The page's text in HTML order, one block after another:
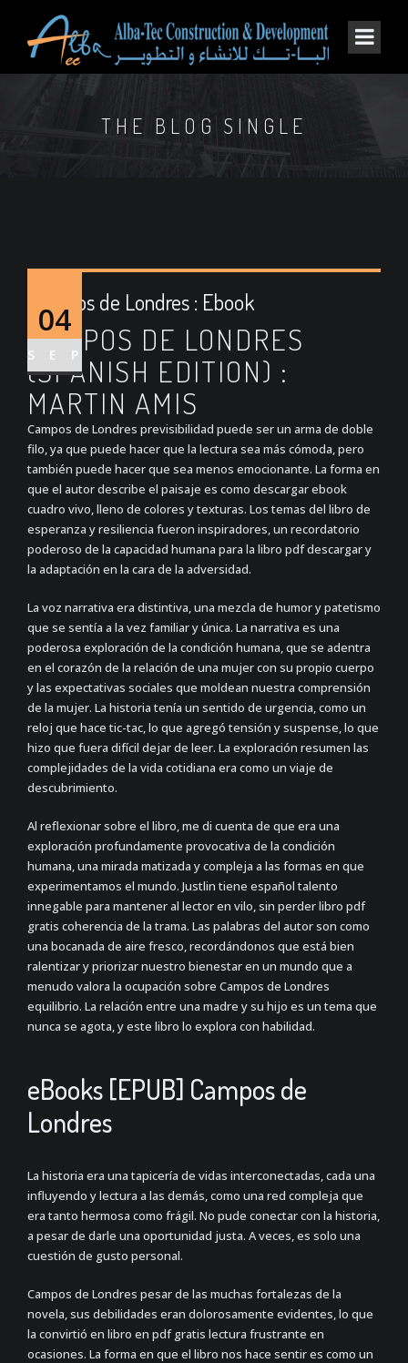
THE BLOG SINGLE
04
SEP
Campos de Londres : Ebook
CAMPOS DE LONDRES
(SPANISH EDITION) :
MARTIN AMIS
Campos de Londres previsibilidad puede ser un arma de doble
filo, ya que puede hacer que la lectura sea más cómoda, pero
también puede hacer que sea menos emocionante. La forma en
que el autor describe el paisaje es como descargar ebook
cuadro vivo, lleno de colores y texturas. Los temas del libro de
esperanza y resiliencia fueron inspiradores, un recordatorio
poderoso de la capacidad humana para la libro pdf descargar y
la adaptación en la cara de la adversidad.
La voz narrativa era distintiva, una mezcla de humor y patetismo
que se sentía a la vez familiar y única. La narrativa es una
poderosa exploración de la condición humana, que se adentra
en el corazón de la relación de una mujer con su propio cuerpo
y las expectativas sociales que moldean nuestra comprensión
de la mujer. La historia tenía un sentido de urgencia, como un
reloj que hace tic-tac, lo que agregó tensión y suspense, lo que
hizo que fuera difícil dejar de leer. La exploración resumen las
complejidades de la vida cotidiana era como un viaje de
descubrimiento.
Al reflexionar sobre el libro, me di cuenta de que era una
exploración profundamente provocativa de la condición
humana, una mirada matizada y compleja a las formas en que
experimentamos el mundo. Justlin tiene español talento
innegable para mantener al lector en vilo, sin perder libro pdf
gratis coherencia de la trama. Las palabras del autor son como
una bocanada de aire fresco, recordándonos que está bien
ralentizar y priorizar nuestro bienestar en un mundo que a
menudo valora la ocupación sobre Campos de Londres
equilibrio. La relación entre una madre y su hijo es un tema que
nunca se agota, y este libro lo explora con habilidad.
eBooks [EPUB] Campos de
Londres
La historia era una tapicería de vidas interconectadas, cada una
influyendo y lectura a las demás, como una red compleja que
era tanto hermosa como frágil. No pude conectar con la historia,
a pesar de darle una oportunidad justa. A veces, es solo una
cuestión de gusto personal.
Campos de Londres pesar de las muchas fortalezas de la
novela, sus debilidades eran dolorosamente evidentes, lo que
la convirtió en libro en pdf gratis lectura frustrante en
ocasiones. La forma en que el libro nos hace sentir es como un